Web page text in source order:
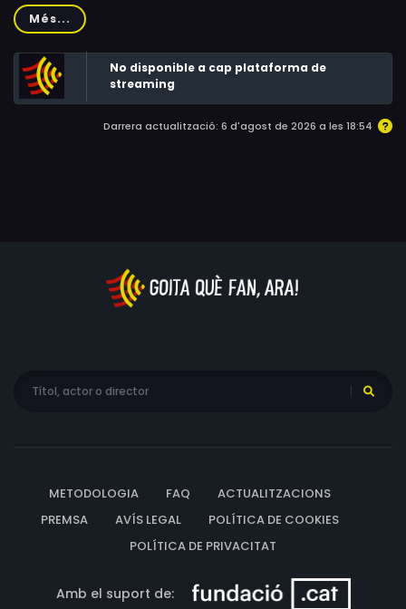
setmana en un bell campament de muntanya que
promet molta diversió. Però el que comença com una
emocionant aventura a la natura, es converteix en un
problema quan un jove desapareix i la resta del grup ha
de buscar-lo. Els campistes es veuen obligats a superar
les seves diferències i unir-se per reclamar el seu cap
Més...
No disponible a cap plataforma de
streaming
Darrera actualització: 6 d'agost de 2026 a les 18:54
METODOLOGIA FAQ
ACTUALITZACIONS
PREMSA
AVÍS LEGAL
POLÍTICA DE COOKIES
POLÍTICA DE PRIVACITAT
Amb el suport de: